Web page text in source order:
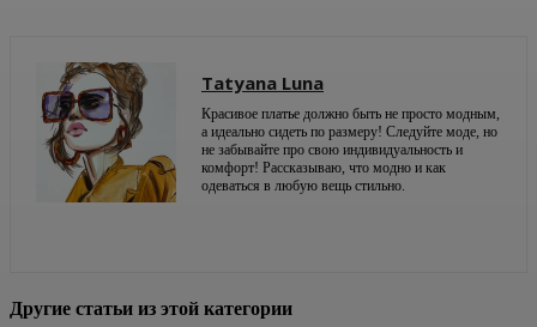
Tatyana Luna
Красивое платье должно быть не просто модным,
а идеально сидеть по размеру! Следуйте моде, но
не забывайте про свою индивидуальность и
комфорт! Рассказываю, что модно и как
одеваться в любую вещь стильно.
Другие статьи из этой категории